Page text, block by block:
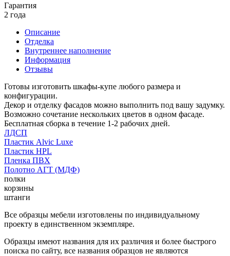
Гарантия
2 года
Описание
Отделка
Внутреннее наполнение
Информация
Отзывы
Готовы изготовить шкафы-купе любого размера и
конфигурации.
Декор и отделку фасадов можно выполнить под вашу задумку.
Возможно сочетание нескольких цветов в одном фасаде.
Бесплатная сборка в течение 1-2 рабочих дней.
ЛДСП
Пластик Alvic Luxe
Пластик HPL
Пленка ПВХ
Полотно АГТ (МДФ)
полки
корзины
штанги
Все образцы мебели изготовлены по индивидуальному
проекту в единственном экземпляре.
Образцы имеют названия для их различия и более быстрого
поиска по сайту, все названия образцов не являются